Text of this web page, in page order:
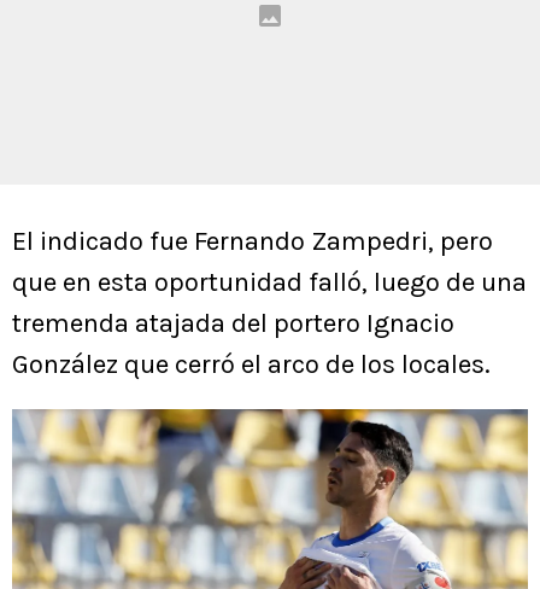
El indicado fue Fernando Zampedri, pero
que en esta oportunidad falló, luego de una
tremenda atajada del portero Ignacio
González que cerró el arco de los locales.